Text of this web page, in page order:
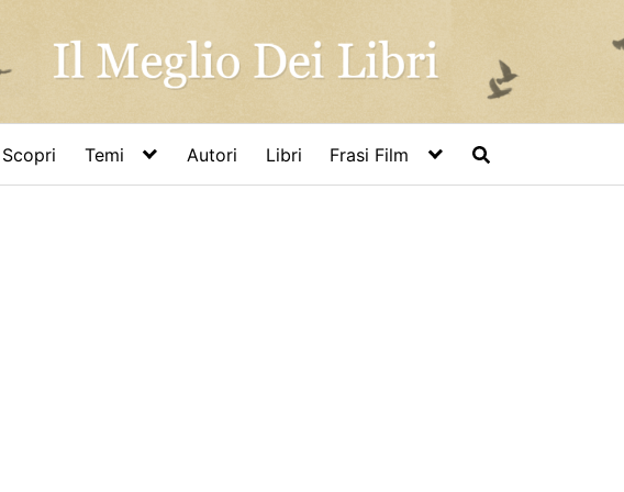
Scopri Temi Autori Libri Frasi Film